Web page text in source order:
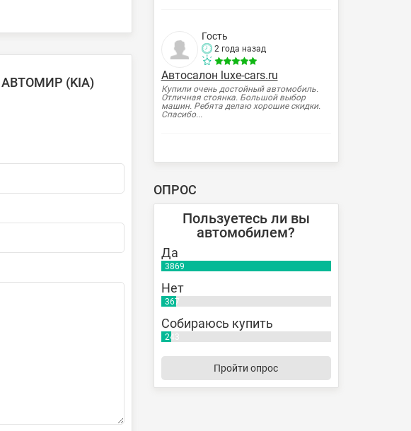
(KIA)
Гость
2 года назад
Автосалон luxe-cars.ru
Купили очень достойный автомобиль.
Отличная стоянка. Большой выбор
машин. Ребята делаю хорошие скидки.
Спасибо...
ОПРОС
Пользуетесь ли вы
автомобилем?
Да
3869
Нет
367
Собираюсь купить
243
Пройти опрос